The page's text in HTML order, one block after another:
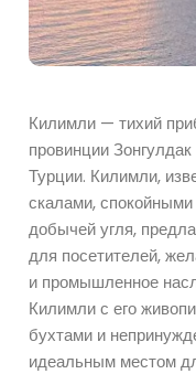
Килимли — тихий
провинции
Турции. Килимли,
скалами,
добычей угля,
для посетителей,
и промышленное
Килимли с его
бухтами и
идеальным местом